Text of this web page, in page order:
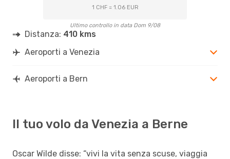
1 CHF = 1.06 EUR
Ultimo controllo in data Dom 9/08
Distanza: 410 kms
Aeroporti a Venezia
Aeroporti a Bern
Il tuo volo da Venezia a Berne
Oscar Wilde disse: “vivi la vita senza scuse, viaggia